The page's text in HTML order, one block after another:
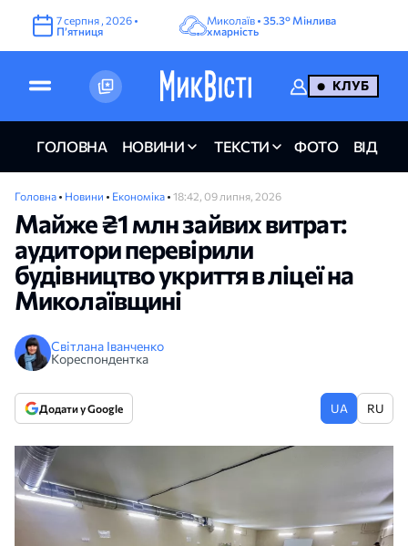
7серпня ,2026 •
Пʼятниця
Миколаїв • 35.3° Мінлива
хмарність
КЛУБ
ГОЛОВНА НОВИНИ ТЕКСТИ ФОТО ВІДЕО
Головна • Новини • Економіка • 18:42, 09 липня, 2026
Майже ₴1 млн зайвих витрат:
аудитори перевірили
будівництво укриття в ліцеї на
Миколаївщині
Світлана Іванченко
Кореспондентка
Додати у Google UA RU